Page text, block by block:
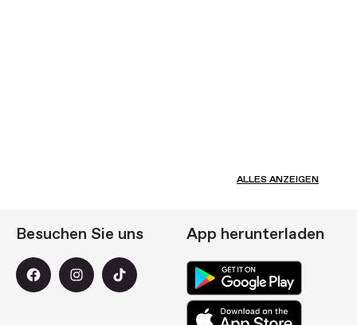
ALLES ANZEIGEN
Besuchen Sie uns App herunterladen